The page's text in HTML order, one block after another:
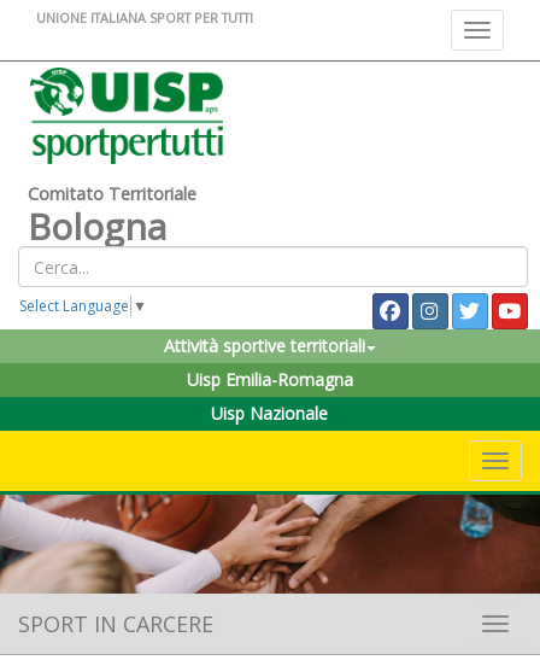
Toggle
UNIONE ITALIANA SPORT PER TUTTI
Comitato Territoriale
Bologna
Select Language ▼
Attività sportive territoriali
Uisp Emilia-Romagna
Uisp Nazionale
SPORT IN CARCERE